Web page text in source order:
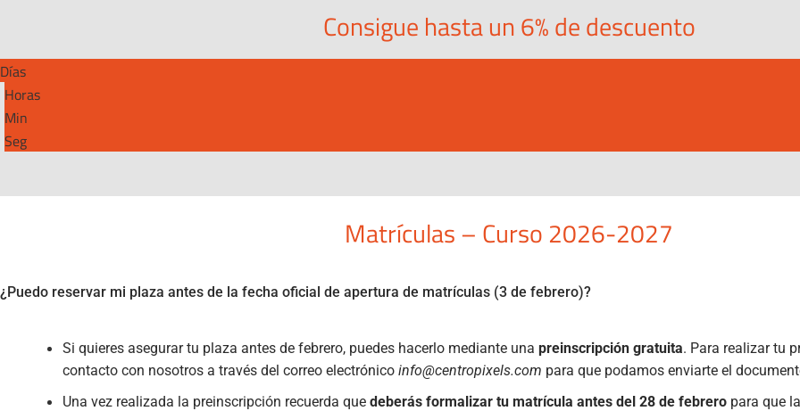
Consigue hasta un 6% de descuento
Días
Horas
Min
Seg
Matrículas – Curso 2026-2027
¿Puedo reservar mi plaza antes de la fecha oficial de apertura de matrículas (3 de febrero)?
Si quieres asegurar tu plaza antes de febrero, puedes hacerlo mediante una preinscripción gratuita. Para realizar tu
contacto con nosotros a través del correo electrónico info@centropixels.com para que podamos enviarte el
Una vez realizada la preinscripción recuerda que deberás formalizar tu matrícula antes del 28 de febrero para que